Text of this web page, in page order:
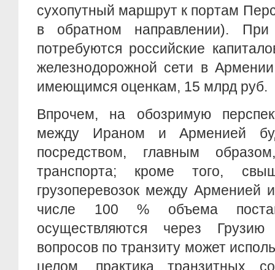
сухопутный маршрут к портам
в обратном направлении). При
потребуются российские
железнодорожной сети в
имеющимся оценкам, 15 млрд руб.
Впрочем, на обозримую
между Ираном и Арменией
посредством, главным
транспорта; кроме того,
грузоперевозок между
числе 100 % объема
осуществляются через
вопросов по транзиту может
целом, практика транзитных